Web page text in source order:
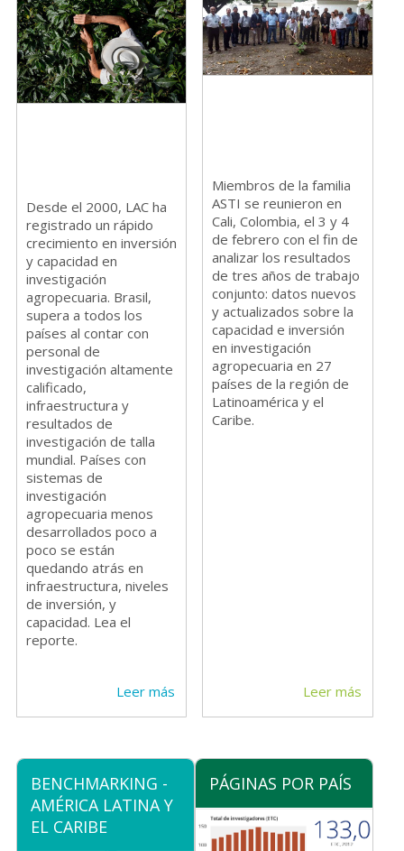
Desde el 2000, LAC ha
registrado un rápido
crecimiento en inversión
y capacidad en
investigación
agropecuaria. Brasil,
supera a todos los
países al contar con
personal de
investigación altamente
calificado,
infraestructura y
resultados de
investigación de talla
mundial. Países con
sistemas de
investigación
agropecuaria menos
desarrollados poco a
poco se están
quedando atrás en
infraestructura, niveles
de inversión, y
capacidad. Lea el
reporte.
Leer más
Miembros de la familia
ASTI se reunieron en
Cali, Colombia, el 3 y 4
de febrero con el fin de
analizar los resultados
de tres años de trabajo
conjunto: datos nuevos
y actualizados sobre la
capacidad e inversión
en investigación
agropecuaria en 27
países de la región de
Latinoamérica y el
Caribe.
Leer más
BENCHMARKING -
AMÉRICA LATINA Y
EL CARIBE
PÁGINAS POR PAÍS